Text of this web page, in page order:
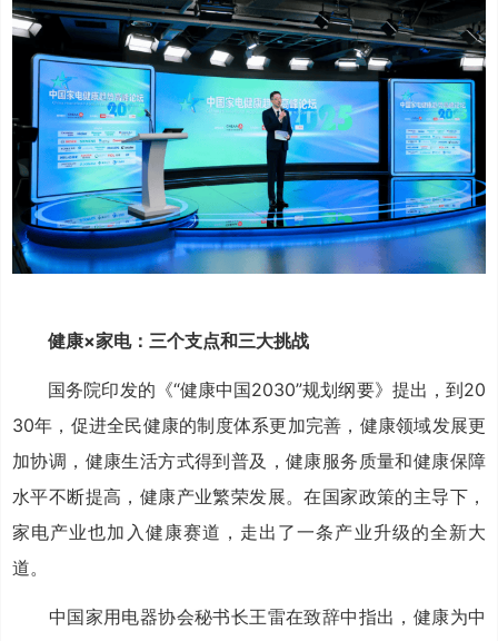
健康×家电：三个支点和三大挑战
国务院印发的《“健康中国2030”规划纲要》提出，到20
30年，促进全民健康的制度体系更加完善，健康领域发展更
加协调，健康生活方式得到普及，健康服务质量和健康保障
水平不断提高，健康产业繁荣发展。在国家政策的主导下，
家电产业也加入健康赛道，走出了一条产业升级的全新大
道。
中国家用电器协会秘书长王雷在致辞中指出，健康为中